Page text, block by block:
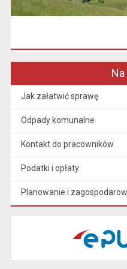
Jak załatwić sprawę
Odpady komunalne
Kontakt do pracowników
Podatki i opłaty
Planowanie i